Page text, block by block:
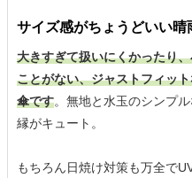
サイズ感がちょうどいい晴
大きすぎて扱いにくかったり
ことがない、ジャストフィッ
傘です。無地と水玉のシンプ
縁がキュート。
もちろん日焼け対策も万全で